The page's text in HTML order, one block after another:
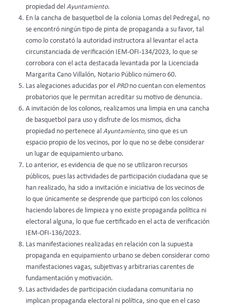
propiedad del Ayuntamiento.
En la cancha de basquetbol de la colonia Lomas del Pedregal, no
se encontró ningún tipo de pinta de propaganda a su favor, tal
como lo constató la autoridad instructora al levantar el acta
circunstanciada de verificación IEM-OFI-134/2023, lo que se
corrobora con el acta destacada levantada por la Licenciada
Margarita Cano Villalón, Notario Público número 60.
Las alegaciones aducidas por el PRD no cuentan con elementos
probatorios que le permitan acreditar su motivo de denuncia.
A invitación de los colonos, realizamos una limpia en una cancha
de basquetbol para uso y disfrute de los mismos, dicha
propiedad no pertenece al Ayuntamiento, sino que es un
espacio propio de los vecinos, por lo que no se debe considerar
un lugar de equipamiento urbano.
Lo anterior, es evidencia de que no se utilizaron recursos
públicos, pues las actividades de participación ciudadana que se
han realizado, ha sido a invitación e iniciativa de los vecinos de
lo que únicamente se desprende que participó con los colonos
haciendo labores de limpieza y no existe propaganda política ni
electoral alguna, lo que fue certificado en el acta de verificación
IEM-OFI-136/2023.
Las manifestaciones realizadas en relación con la supuesta
propaganda en equipamiento urbano se deben considerar como
manifestaciones vagas, subjetivas y arbitrarias carentes de
fundamentación y motivación.
Las actividades de participación ciudadana comunitaria no
implican propaganda electoral ni política, sino que en el caso